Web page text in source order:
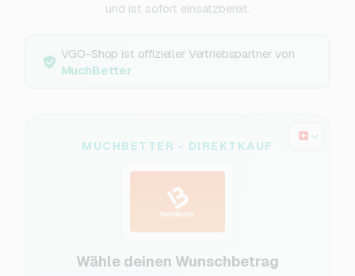
und ist sofort einsatzbereit.
VGO-Shop ist offizieller Vertriebspartner von
MuchBetter
MUCHBETTER - DIREKTKAUF
Wähle deinen Wunschbetrag